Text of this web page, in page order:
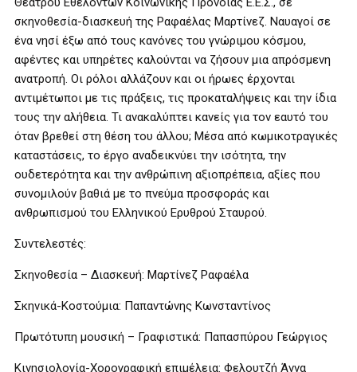
σκηνοθεσία-διασκευή της Ραφαέλας Μαρτίνεζ. Ναυαγοί σε
ένα νησί έξω από τους κανόνες του γνώριμου κόσμου,
αφέντες και υπηρέτες καλούνται να ζήσουν μια απρόσμενη
ανατροπή. Οι ρόλοι αλλάζουν και οι ήρωες έρχονται
αντιμέτωποι με τις πράξεις, τις προκαταλήψεις και την ίδια
τους την αλήθεια. Τι ανακαλύπτει κανείς για τον εαυτό του
όταν βρεθεί στη θέση του άλλου; Μέσα από κωμικοτραγικές
καταστάσεις, το έργο αναδεικνύει την ισότητα, την
ουδετερότητα και την ανθρώπινη αξιοπρέπεια, αξίες που
συνομιλούν βαθιά με το πνεύμα προσφοράς και
ανθρωπισμού του Ελληνικού Ερυθρού Σταυρού.
Συντελεστές:
Σκηνοθεσία – Διασκευή: Μαρτίνεζ Ραφαέλα
Σκηνικά-Κοστούμια: Παπαντώνης Κωνσταντίνος
Πρωτότυπη μουσική – Γραφιστικά: Παπασπύρου Γεώργιος
Κινησιολογία-Χορογραφική επιμέλεια: Φελουτζή Άννα